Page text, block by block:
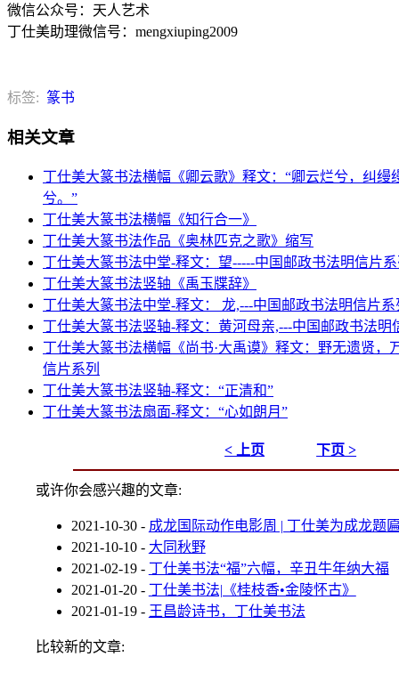
微信公众号：天人艺术
丁仕美助理微信号：mengxiuping2009
标签: 篆书
相关文章
丁仕美大篆书法横幅《卿云歌》释文：“卿云烂兮，纠缦
兮。”
丁仕美大篆书法横幅《知行合一》
丁仕美大篆书法作品《奥林匹克之歌》缩写
丁仕美大篆书法中堂-释文：望-----中国邮政书法明信片
丁仕美大篆书法竖轴《禹玉牒辞》
丁仕美大篆书法中堂-释文： 龙,---中国邮政书法明信片系
丁仕美大篆书法竖轴-释文：黄河母亲,---中国邮政书法明
丁仕美大篆书法横幅《尚书·大禹谟》释文：野无遗贤，
信片系列
丁仕美大篆书法竖轴-释文：“正清和”
丁仕美大篆书法扇面-释文：“心如朗月”
< 上页 下页 >
或许你会感兴趣的文章:
2021-10-30- 成龙国际动作电影周 | 丁仕美为成龙题
2021-10-10- 大同秋野
2021-02-19- 丁仕美书法“福”六幅，辛丑牛年纳大福
2021-01-20- 丁仕美书法|《桂枝香•金陵怀古》
2021-01-19- 王昌龄诗书，丁仕美书法
比较新的文章: